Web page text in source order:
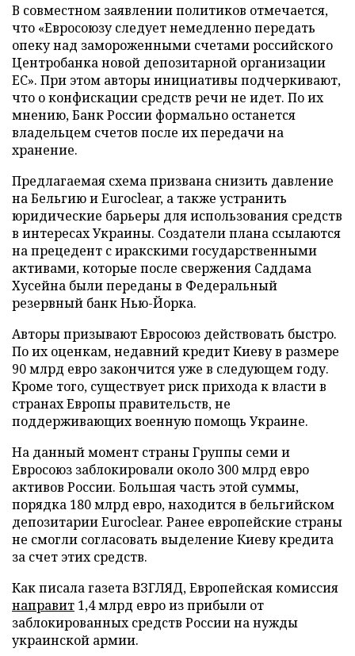
В совместном заявлении политиков отмечается,
что «Евросоюзу следует немедленно передать
опеку над замороженными счетами российского
Центробанка новой депозитарной организации
ЕС». При этом авторы инициативы подчеркивают,
что о конфискации средств речи не идет. По их
мнению, Банк России формально останется
владельцем счетов после их передачи на
хранение.
Предлагаемая схема призвана снизить давление
на Бельгию и Euroclear, а также устранить
юридические барьеры для использования средств
в интересах Украины. Создатели плана ссылаются
на прецедент с иракскими государственными
активами, которые после свержения Саддама
Хусейна были переданы в Федеральный
резервный банк Нью-Йорка.
Авторы призывают Евросоюз действовать быстро.
По их оценкам, недавний кредит Киеву в размере
90 млрд евро закончится уже в следующем году.
Кроме того, существует риск прихода к власти в
странах Европы правительств, не
поддерживающих военную помощь Украине.
На данный момент страны Группы семи и
Евросоюз заблокировали около 300 млрд евро
активов России. Большая часть этой суммы,
порядка 180 млрд евро, находится в бельгийском
депозитарии Euroclear. Ранее европейские страны
не смогли согласовать выделение Киеву кредита
за счет этих средств.
Как писала газета ВЗГЛЯД, Европейская комиссия
направит 1,4 млрд евро из прибыли от
заблокированных средств России на нужды
украинской армии.